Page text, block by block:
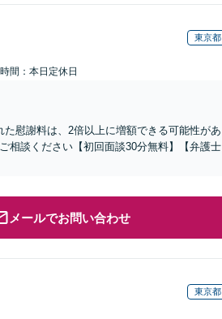
東京都
間：本日定休日
慰謝料は、2倍以上に増額できる可能性があ
相談ください【初回面談30分無料】【弁護士
メールでお問い合わせ
東京都